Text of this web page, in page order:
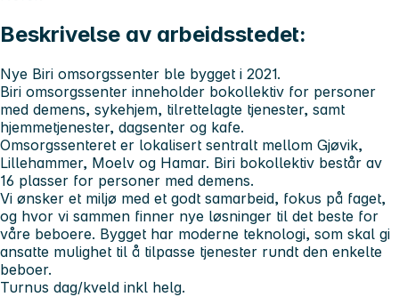
Beskrivelse av arbeidsstedet:
Nye Biri omsorgssenter ble bygget i 2021.
Biri omsorgssenter inneholder bokollektiv for personer
med demens, sykehjem, tilrettelagte tjenester, samt
hjemmetjenester, dagsenter og kafe.
Omsorgssenteret er lokalisert sentralt mellom Gjøvik,
Lillehammer, Moelv og Hamar. Biri bokollektiv består av
16 plasser for personer med demens.
Vi ønsker et miljø med et godt samarbeid, fokus på faget,
og hvor vi sammen finner nye løsninger til det beste for
våre beboere. Bygget har moderne teknologi, som skal gi
ansatte mulighet til å tilpasse tjenester rundt den enkelte
beboer.
Turnus dag/kveld inkl helg.